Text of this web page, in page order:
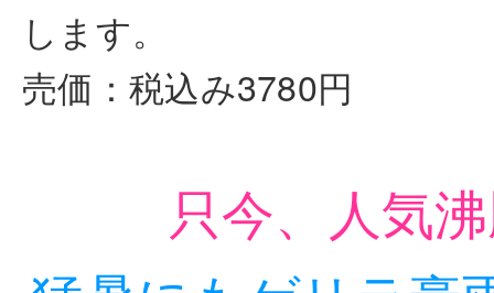
します。
売価：税込み3780円
只今、人気